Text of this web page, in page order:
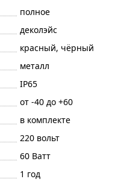
полное
деколэйс
красный, чёрный
металл
IP65
от -40 до +60
в комплекте
220 вольт
60 Ватт
1 год